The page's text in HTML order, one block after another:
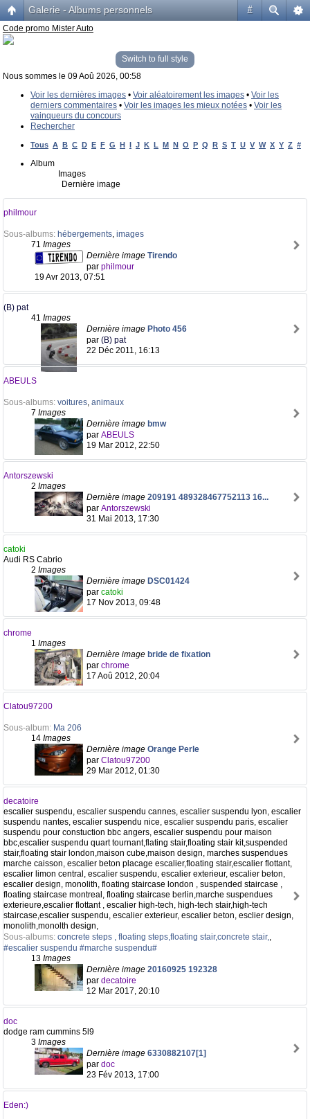
#
Galerie - Albums personnels
Code promo Mister Auto
Switch to full style
Nous sommes le 09 Aoû 2026, 00:58
Voir les dernières images • Voir aléatoirement les images • Voir les
derniers commentaires • Voir les images les mieux notées • Voir les
vainqueurs du concours
Rechercher
Tous A B C D E F G H I J K L M N O P Q R S T U V W X Y Z #
Album
Images
Dernière image
philmour
Sous-albums: hébergements, images
71 Images
Dernière image Tirendo
par philmour
19 Avr 2013, 07:51
(B) pat
41 Images
Dernière image Photo 456
par (B) pat
22 Déc 2011, 16:13
ABEULS
Sous-albums: voitures, animaux
7 Images
Dernière image bmw
par ABEULS
19 Mar 2012, 22:50
Antorszewski
2 Images
Dernière image 209191 489328467752113 16...
par Antorszewski
31 Mai 2013, 17:30
catoki
Audi RS Cabrio
2 Images
Dernière image DSC01424
par catoki
17 Nov 2013, 09:48
chrome
1 Images
Dernière image bride de fixation
par chrome
17 Aoû 2012, 20:04
Clatou97200
Sous-album: Ma 206
14 Images
Dernière image Orange Perle
par Clatou97200
29 Mar 2012, 01:30
decatoire
escalier suspendu, escalier suspendu cannes, escalier suspendu lyon, escalier
suspendu nantes, escalier suspendu nice, escalier suspendu paris, escalier
suspendu pour constuction bbc angers, escalier suspendu pour maison
bbc,escalier suspendu quart tournant,flating stair,floating stair kit,suspended
stair,floating stair london,maison cube,maison design, marches suspendues
marche caisson, escalier beton placage escalier,floating stair,escalier flottant,
escalier limon central, escalier suspendu, escalier exterieur, escalier beton,
escalier design, monolith, floating staircase london , suspended staircase ,
floating staircase montreal, floating staircase berlin,marche suspendues
exterieure,escalier flottant , escalier high-tech, high-tech stair,high-tech
staircase,escalier suspendu, escalier exterieur, escalier beton, esclier design,
monolith,monolth design,
Sous-albums: concrete steps , floating steps,floating stair,concrete stair,,
#escalier suspendu #marche suspendu#
13 Images
Dernière image 20160925 192328
par decatoire
12 Mar 2017, 20:10
doc
dodge ram cummins 5l9
3 Images
Dernière image 6330882107[1]
par doc
23 Fév 2013, 17:00
Eden:)